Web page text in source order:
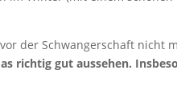
der Schwangerschaft nicht
richtig gut aussehen.